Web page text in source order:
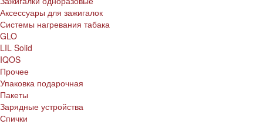
Аксессуары для зажигалок
Системы нагревания табака
GLO
LIL Solid
IQOS
Прочее
Упаковка подарочная
Пакеты
Зарядные устройства
Спички